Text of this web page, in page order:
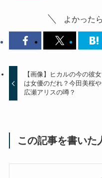
よかった
【画像】ヒカルの今の彼女
は女優のだれ？今田美桜や
広瀬アリスの噂？
この記事を書いた